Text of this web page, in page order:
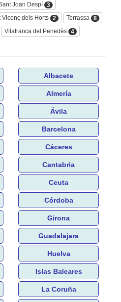
Joan Despí 3
Vicenç dels Horts 2 Terrassa
8
Vilafranca del Penedès 4
Albacete
Almería
Ávila
Barcelona
Cáceres
Cantabria
Ceuta
Córdoba
Girona
Guadalajara
Huelva
Islas Baleares
La Coruña